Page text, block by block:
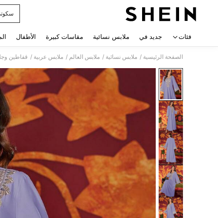
فئات جديد في ملابس نسائية مقاسات كبيرة الأطفال
الصفحة الرئيسية / ملابس نسائية / ملابس العالم / ملابس عربية / قفاطين